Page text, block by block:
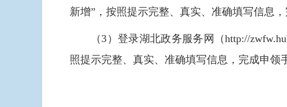
新增”，按照提示完整、真实、准确填写信息，
（3）登录湖北政务服务网（http://
照提示完整、真实、准确填写信息，完成申领